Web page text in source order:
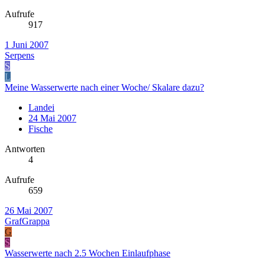
Aufrufe
917
1 Juni 2007
Serpens
S
L
Meine Wasserwerte nach einer Woche/ Skalare dazu?
Landei
24 Mai 2007
Fische
Antworten
4
Aufrufe
659
26 Mai 2007
GrafGrappa
G
S
Wasserwerte nach 2.5 Wochen Einlaufphase